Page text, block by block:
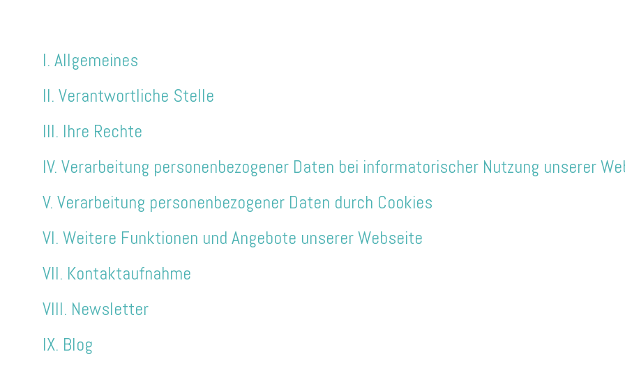
I. Allgemeines
II. Verantwortliche Stelle
III. Ihre Rechte
IV. Verarbeitung personenbezogener Daten bei informatorischer Nutzung unserer
V. Verarbeitung personenbezogener Daten durch Cookies
VI. Weitere Funktionen und Angebote unserer Webseite
VII. Kontaktaufnahme
VIII. Newsletter
IX. Blog